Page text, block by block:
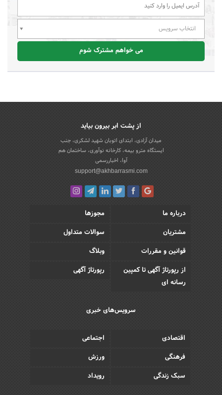
انتخاب سرویس
می خواهم مشترک شوم
از پشت ابر بیرون بیاید
میدان آزادی، ابتدای اتوبان شهید لشکری، جنب
ایستگاه مترو بیمه، کارخانه نوآوری، ساختمان هم
آوا، اخباررسمی
support@akhbarrasmi.com
درباره ما
مجوزها
مشتریان
سوالات متداول
قوانین و مقررات
وبلاگ
از رپورتاژ آگهی تا کمپین
رسانه ای
رپورتاژ آگهی
سرویس‌های خبری
اقتصادی
اجتماعی
فرهنگی
ورزش
سبک زندگی
رویداد